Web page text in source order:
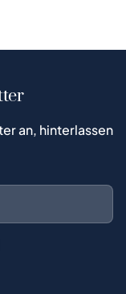
an, hinterlassen